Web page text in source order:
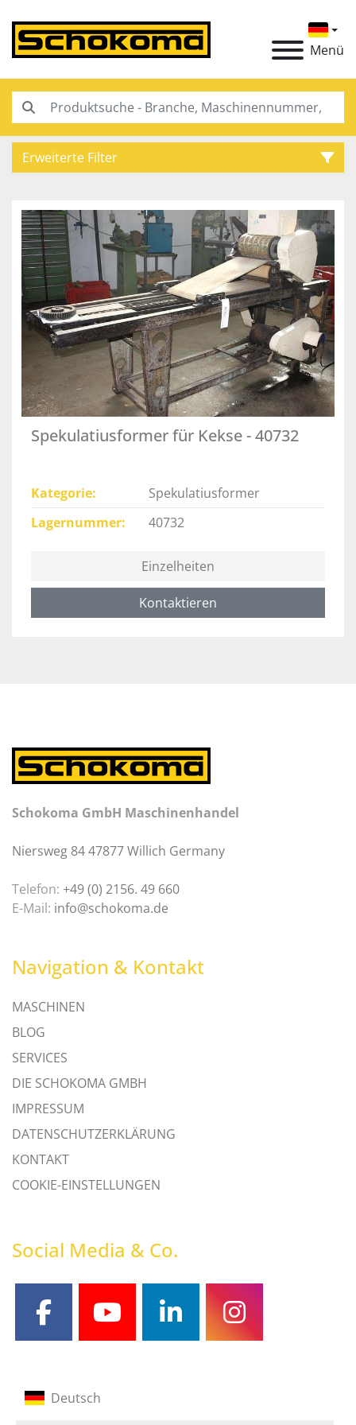
Menü
Erweiterte Filter
Hersteller
Spekulatiusformer für Kekse - 40732
Kategorie
Spekulatiusformer
Lagernummer
40732
Einzelheiten
Kontaktieren
Schokoma GmbH Maschinenhandel
Niersweg 84 47877 Willich Germany
Telefon: +49 (0) 2156. 49 660
E-Mail: info@schokoma.de
Navigation & Kontakt
MASCHINEN
BLOG
SERVICES
DIE SCHOKOMA GMBH
IMPRESSUM
DATENSCHUTZERKLÄRUNG
KONTAKT
COOKIE-EINSTELLUNGEN
Social Media & Co.
facebookyoutubelinkedininstagram
Deutsch